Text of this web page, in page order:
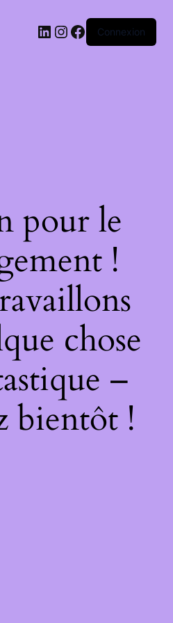
LinkedIn
Instagram
Facebook
Connexion
pour le
!
chose
–
bientôt !